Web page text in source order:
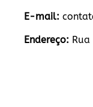
E-mail:
Endereço: